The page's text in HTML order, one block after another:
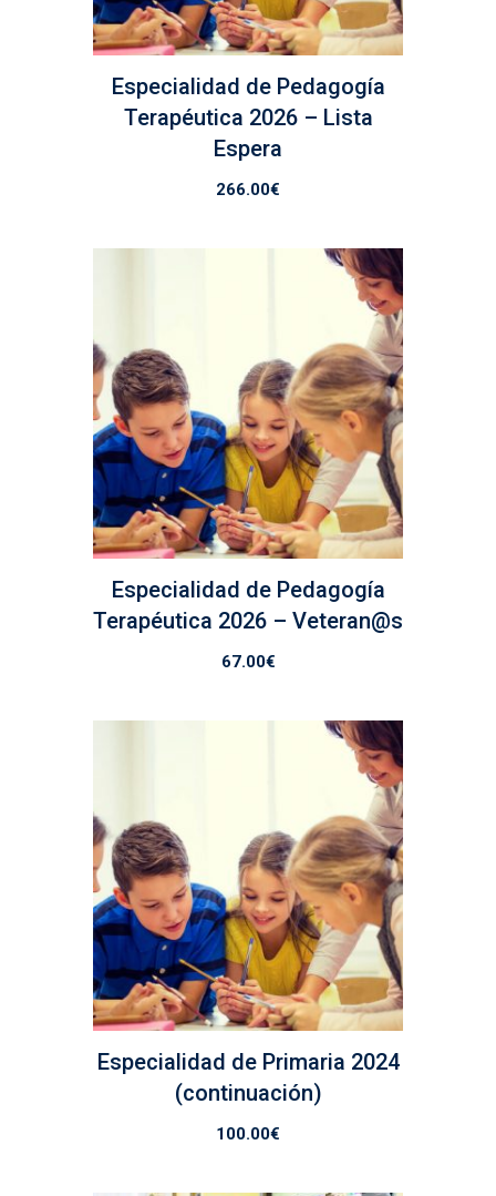
Especialidad de Pedagogía
Terapéutica 2026 – Lista
Espera
266.00€
Especialidad de Pedagogía
Terapéutica 2026 – Veteran@s
67.00€
Especialidad de Primaria 2024
(continuación)
100.00€